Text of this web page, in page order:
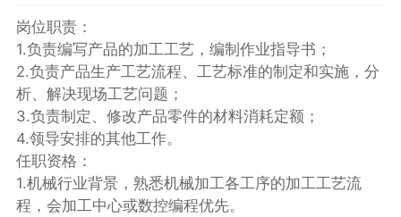
岗位职责：
1.负责编写产品的加工工艺，编制作业指导书；
2.负责产品生产工艺流程、工艺标准的制定和实施，分
析、解决现场工艺问题；
3.负责制定、修改产品零件的材料消耗定额；
4.领导安排的其他工作。
任职资格：
1.机械行业背景，熟悉机械加工各工序的加工工艺流
程，会加工中心或数控编程优先。